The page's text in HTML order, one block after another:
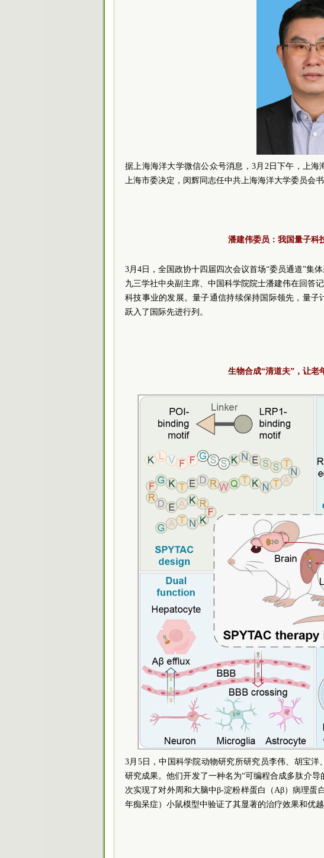
据上海海洋大学微信公众号消息，3月2日下午，上
上海市委决定，闵辉同志任中共上海海洋大学委员会书
潘建伟委员：我国量子科
3月4日，全国政协十四届四次会议首场“委员通道”集
九三学社中央副主席、中国科学院院士潘建伟在回答
科技事业的发展。量子通信持续保持国际领先，量
跃入了国际先进行列。
生物合成“清道夫”，让老
3月5日，中国科学院动物研究所研究员李伟、胡宝
研究成果。他们开发了一种名为“可编程合成多肽介
次实现了对外周和大脑中β-淀粉样蛋白（Aβ）病理
年痴呆症）小鼠模型中验证了其显著的治疗效果和优越